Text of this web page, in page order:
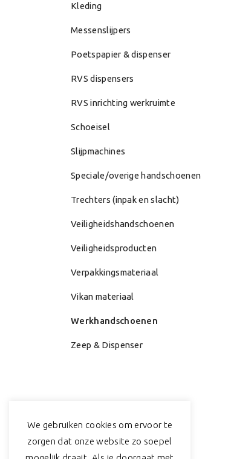
Kleding
Messenslijpers
Poetspapier & dispenser
RVS dispensers
RVS inrichting werkruimte
Schoeisel
Slijpmachines
Speciale/overige handschoenen
Trechters (inpak en slacht)
Veiligheidshandschoenen
Veiligheidsproducten
Verpakkingsmateriaal
Vikan materiaal
Werkhandschoenen
Zeep & Dispenser
Latex handschoen (MM) PF – Blauw
We gebruiken cookies om ervoor te
zorgen dat onze website zo soepel